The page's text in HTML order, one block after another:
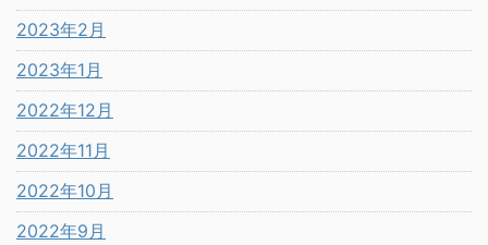
2023年2月
2023年1月
2022年12月
2022年11月
2022年10月
2022年9月